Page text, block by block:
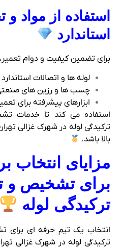
استفاده از مواد و
استاندارد
برای تضمین کیفیت و دوام تعمیر،
لوله‌ ها و اتصالات
چسب‌ ها و رزین‌ های
ابزارهای پیشرفته برای
استفاده می‌ کند تا خدمات
ترکیدگی لوله در شهرک غزالی
بالا باشد.
مزایای انتخاب
برای تشخیص و
ترکیدگی لوله
انتخاب یک تیم حرفه‌ ای برای
ترکیدگی لوله در شهرک غزالی